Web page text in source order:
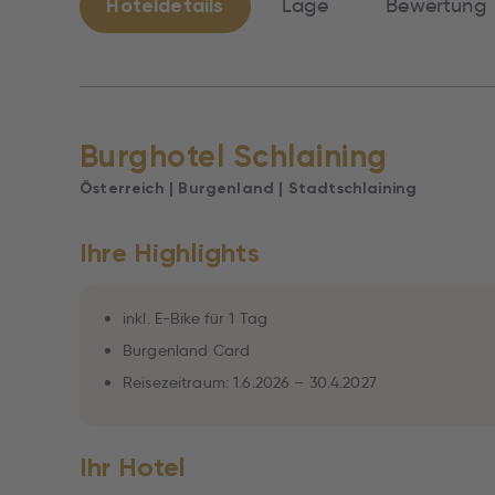
Hoteldetails Lage Bewertung
Burghotel Schlaining
Österreich | Burgenland | Stadtschlaining
Ihre Highlights
inkl. E-Bike für 1 Tag
Burgenland Card
Reisezeitraum: 1.6.2026 – 30.4.2027
Ihr Hotel